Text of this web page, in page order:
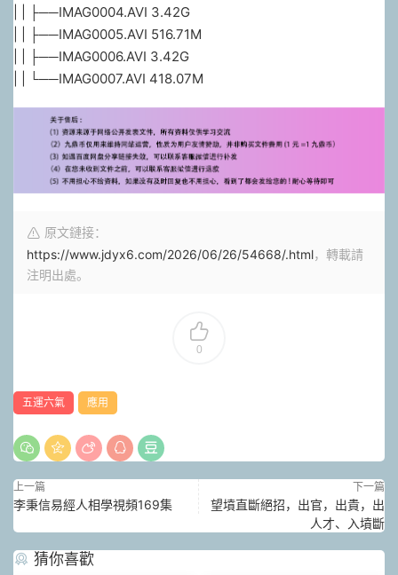
| | ├──IMAG0004.AVI 3.42G
| | ├──IMAG0005.AVI 516.71M
| | ├──IMAG0006.AVI 3.42G
| | └──IMAG0007.AVI 418.07M
原文鏈接：
https://www.jdyx6.com/2026/06/26/54668/.html，轉載請
注明出處。
0
五運六氣 應用
上一篇
李秉信易經人相學視頻169集
下一篇
望墳直斷絕招，出官，出貴，出
人才、入墳斷
猜你喜歡